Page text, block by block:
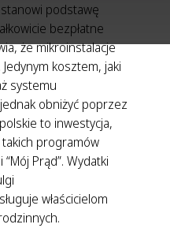
podstawę
bezpłatne
że mikroinstalacje
kosztem, jaki
systemu
obniżyć poprzez
to inwestycja,
programów
Prąd”. Wydatki
właścicielom